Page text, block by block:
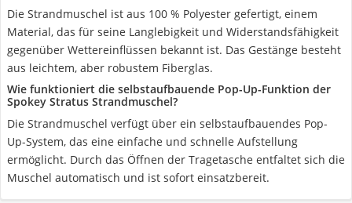
Die Strandmuschel ist aus 100 % Polyester gefertigt, einem
Material, das für seine Langlebigkeit und Widerstandsfähigkeit
gegenüber Wettereinflüssen bekannt ist. Das Gestänge besteht
aus leichtem, aber robustem Fiberglas.
Wie funktioniert die selbstaufbauende Pop-Up-Funktion der
Spokey Stratus Strandmuschel?
Die Strandmuschel verfügt über ein selbstaufbauendes Pop-
Up-System, das eine einfache und schnelle Aufstellung
ermöglicht. Durch das Öffnen der Tragetasche entfaltet sich die
Muschel automatisch und ist sofort einsatzbereit.